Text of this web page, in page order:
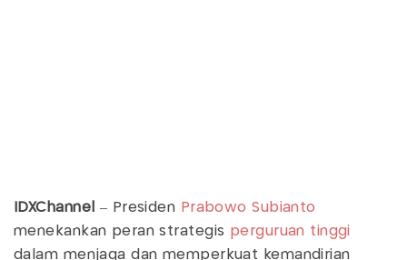
IDXChannel – Presiden Prabowo Subianto
menekankan peran strategis perguruan tinggi
dalam menjaga dan memperkuat kemandirian